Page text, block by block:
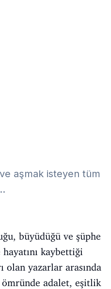
ve aşmak isteyen tüm
büyüdüğü ve şüphe
kaybettiği
olan yazarlar arasında
ömründe adalet, eşitlik